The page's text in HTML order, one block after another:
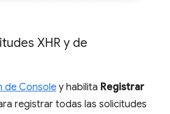
XHR y de
de Console y habilita Registrar
registrar todas las solicitudes